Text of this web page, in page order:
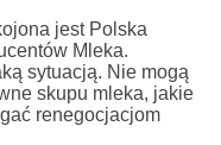
jest Polska
Mleka.
sytuacją. Nie mogą
skupu mleka, jakie
renegocjacjom